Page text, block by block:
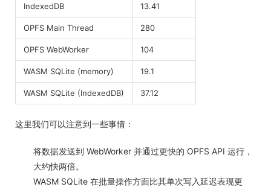
IndexedDB 13.41
OPFS Main Thread 280
OPFS WebWorker 104
WASM SQLite (memory) 19.1
WASM SQLite (IndexedDB) 37.12
这里我们可以注意到一些事情：
将数据发送到 WebWorker 并通过更快的 OPFS API 运行，
大约快两倍。
WASM SQLite 在批量操作方面比其单次写入延迟表现更